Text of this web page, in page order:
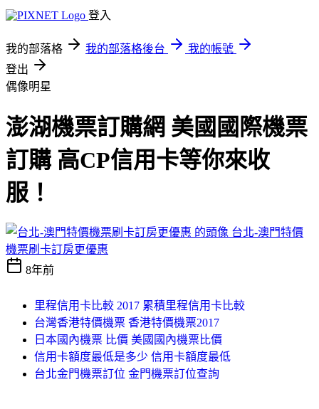
登入
我的部落格 我的部落格後台
我的帳號
登出
偶像明星
澎湖機票訂購網 美國國際機票
訂購 高CP信用卡等你來收
服！
台北-澳門特價
機票刷卡訂房更優惠
8年前
里程信用卡比較 2017 累積里程信用卡比較
台灣香港特價機票 香港特價機票2017
日本國內機票 比價 美國國內機票比價
信用卡額度最低是多少 信用卡額度最低
台北金門機票訂位 金門機票訂位查詢